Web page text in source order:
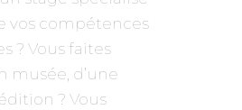
vos compétences
? Vous faites
musée, d’une
? Vous